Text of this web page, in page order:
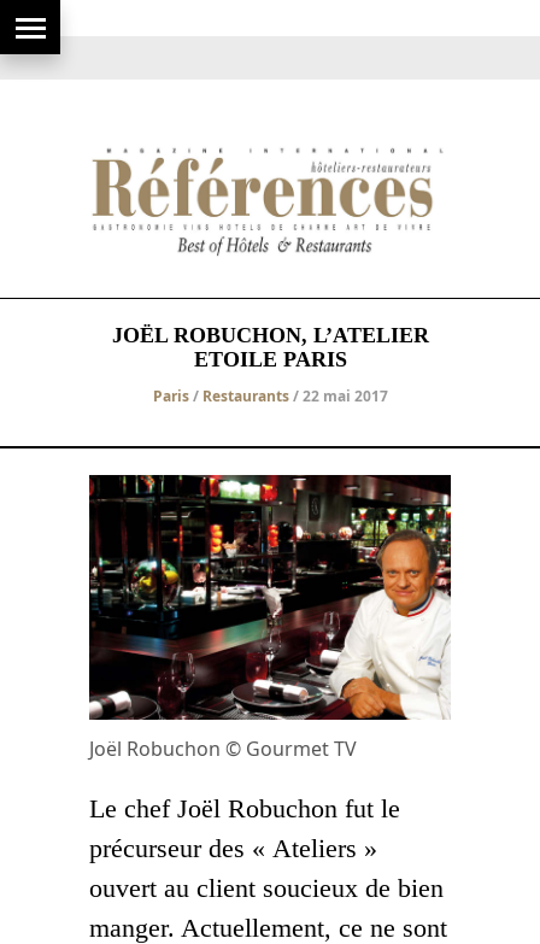
JOËL ROBUCHON, L’ATELIER
ETOILE PARIS
Paris/ Restaurants/ 22 mai 2017
Joël Robuchon © Gourmet TV
Le chef Joël Robuchon fut le
précurseur des « Ateliers »
ouvert au client soucieux de bien
manger. Actuellement, ce ne sont